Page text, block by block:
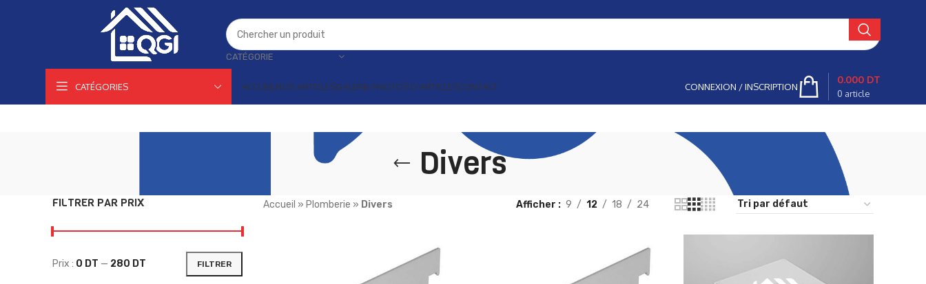
CATÉGORIE
CATÉGORIES ACCUEIL NOS ARTICLESGALERIE PHOTOS D’ARTICLESCONTACT CONNEXION / INSCRIPTION
0 article
0.000 DT
Divers
FILTRER PAR PRIX
FILTRER
Prix : 0 DT — 280 DT
Accueil » Plomberie » Divers Afficher 9 12 18 24